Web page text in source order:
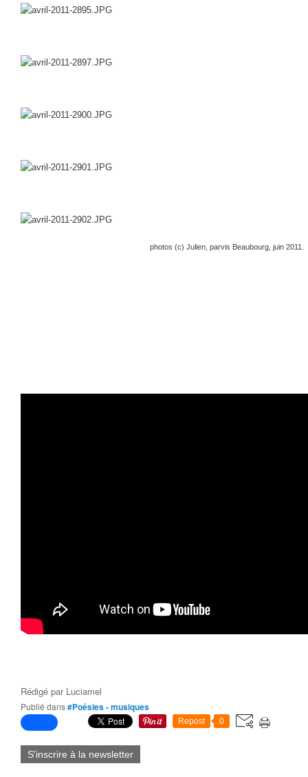
photos (c) Julien, parvis Beaubourg, juin 2011.
Rédigé par Luciamel
Publié dans#Poésies - musiques
Repost 0
S'inscrire à la newsletter